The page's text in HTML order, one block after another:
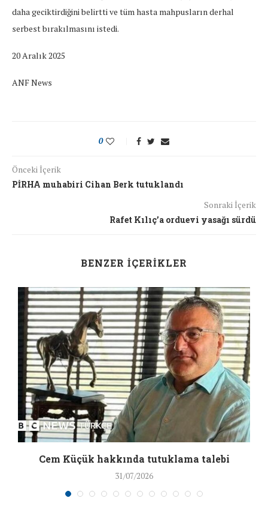
daha geciktirdiğini belirtti ve tüm hasta mahpusların derhal
serbest bırakılmasını istedi.
20 Aralık 2025
ANF News
0
Önceki İçerik
PİRHA muhabiri Cihan Berk tutuklandı
Sonraki İçerik
Rafet Kılıç’a orduevi yasağı sürdü
BENZER İÇERIKLER
Cem Küçük hakkında tutuklama talebi
31/07/2026